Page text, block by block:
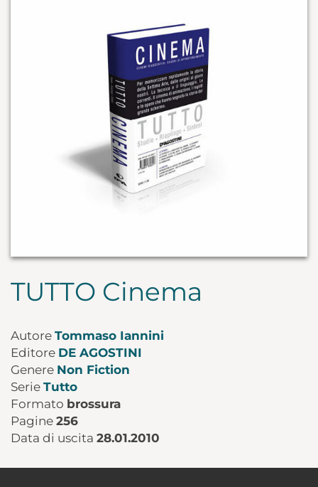
TUTTO Cinema
Autore Tommaso Iannini
Editore DE AGOSTINI
Genere Non Fiction
Serie Tutto
Formato brossura
Pagine 256
Data di uscita 28.01.2010